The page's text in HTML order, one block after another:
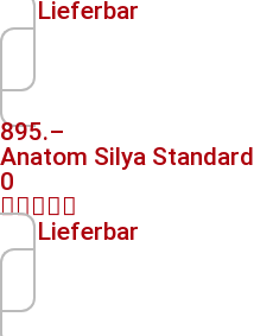
Lieferbar
895.–
Anatom Silya Standard
0

Lieferbar